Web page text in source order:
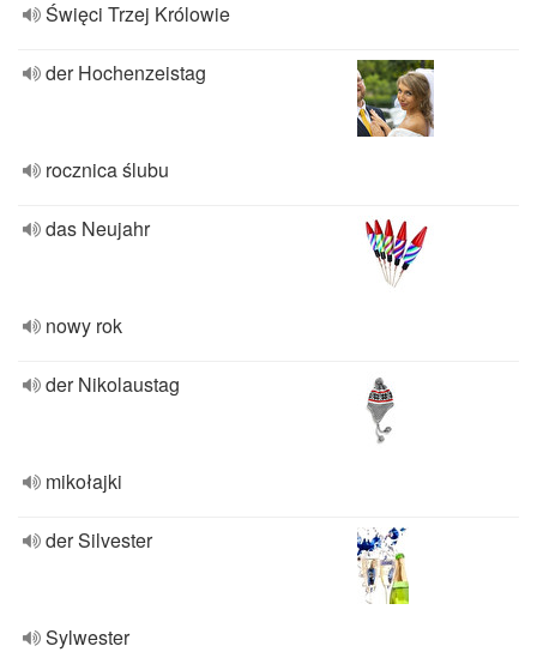
Święci Trzej Królowie
der Hochenzeistag
rocznica ślubu
das Neujahr
nowy rok
der Nikolaustag
mikołajki
der Silvester
Sylwester